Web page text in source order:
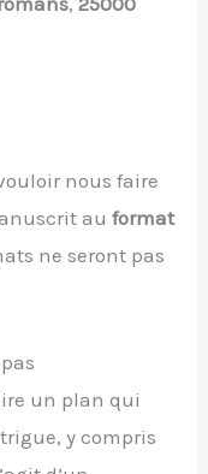
nous faire
auformat
ne seront pas
un plan qui
y compris